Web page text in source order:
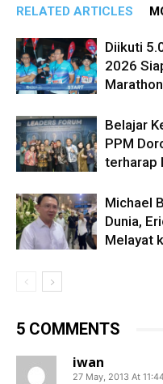
RELATED ARTICLES
Diikuti
2026
Belajar
PPM
terharap
Michael
Dunia,
Melayat
5 COMMENTS
iwan
27 May, 2013 At